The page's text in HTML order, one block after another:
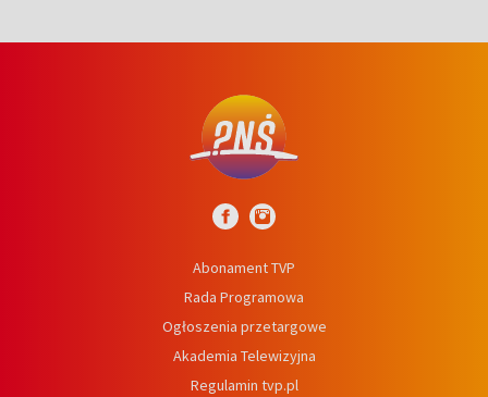
Abonament TVP
Rada Programowa
Ogłoszenia przetargowe
Akademia Telewizyjna
Regulamin tvp.pl